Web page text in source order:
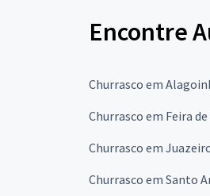
Encontre
Churrasco em
Churrasco em Feira
Churrasco em
Churrasco em Santo